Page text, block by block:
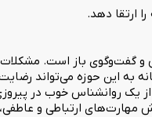
ارتقا دهد.
و گفت‌وگوی باز است.
به این حوزه می‌تواند
یک روانشناس خوب در
ارتباطی و